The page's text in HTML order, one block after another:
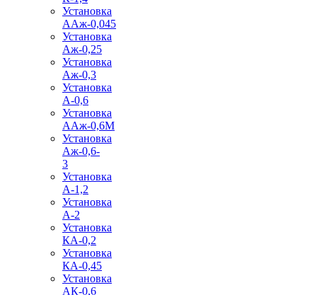
Установка
ААж-0,045
Установка
Аж-0,25
Установка
Аж-0,3
Установка
А-0,6
Установка
ААж-0,6М
Установка
Аж-0,6-
3
Установка
А-1,2
Установка
А-2
Установка
КА-0,2
Установка
КА-0,45
Установка
АК-0,6